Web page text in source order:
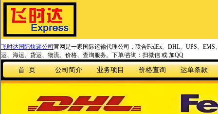
飞时达国际快递公司 官网是一家国际运输代理公司，联合FedEx、DHL、UPS、
运、海运、货运、物流、价格、查询服务。下单/咨询：扫微信 或 加QQ
首 页 公司简介 业务项目 价格查询 运单条款